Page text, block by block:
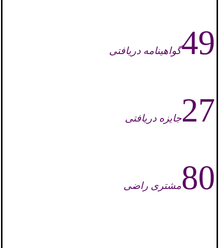
49گواهینامه دریافتی
27جایزه دریافتی
80مشتری راضی